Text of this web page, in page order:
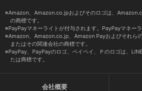
Amazon、Amazon.co.jpおよびそのロゴは、
の商標です。
PayPayマネーライトが付与されます。PayPayマネー
Amazon、Amazon.co.jp、Amazon Payおよびそれら
またはその関連会社の商標です。
PayPay、PayPayのロゴ、ペイペイ、Ｐのロゴは、
たは商標です。
会社概要